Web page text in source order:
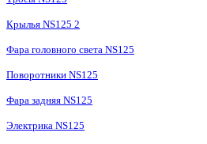
Крылья NS125 2
Фара головного света NS125
Поворотники NS125
Фара задняя NS125
Электрика NS125